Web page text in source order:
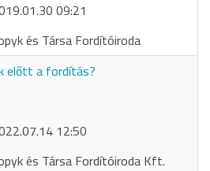
09:21
és Társa Fordítóiroda
előtt a fordítás?
12:50
és Társa Fordítóiroda Kft.